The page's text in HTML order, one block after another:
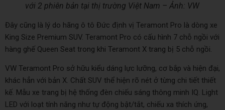
với 2 phiên bản tại thị trường Việt Nam – Ảnh: VW
Đây cũng là lý do hãng ô tô Đức định vị Teramont Pro là dòng xe
King Size Premium SUV. Teramont Pro có cấu hình 7 chỗ ngồi với
hàng ghế Queen Seat trong khi Teramont X trang bị 5 chỗ ngồi.
VW Teramont Pro sở hữu kiểu dáng lực lưỡng, cơ bắp và hiện đại,
khác hẳn với bản X. Chất SUV thể hiện rõ nét ở từng chi tiết thiết
kế. Mẫu xe trang bị hệ thống đèn chiếu sáng thông minh IQ. Light
LED với loạt tính năng như tự động bật/tắt, chiếu xa thích ứng,